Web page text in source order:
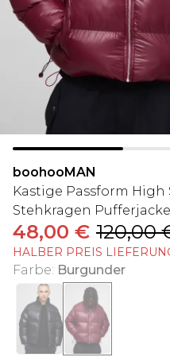
boohooMAN
Kastige Passform High
Stehkragen Pufferjacke
48,00 € 120,00
HALBER PREIS
Farbe: Burgunder